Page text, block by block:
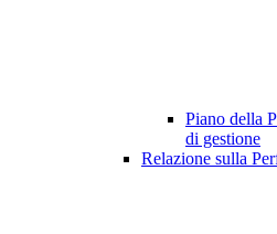
Piano della
di gestione
Relazione sulla